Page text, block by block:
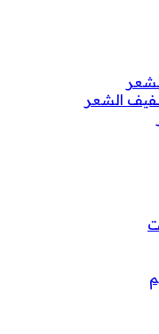
الشعر